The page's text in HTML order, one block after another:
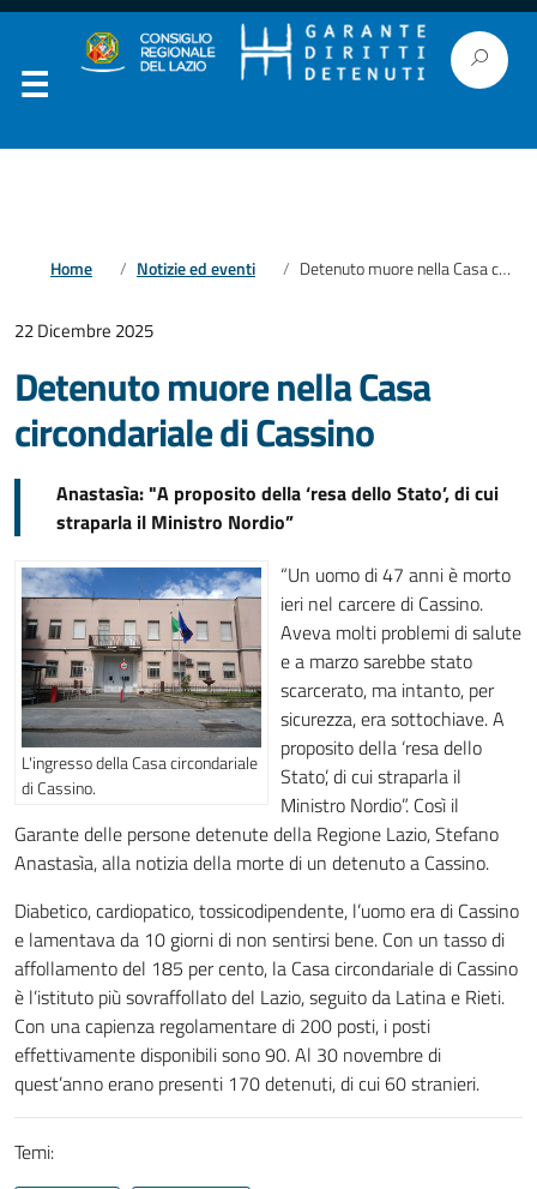
Home Notizie ed eventi Detenuto muore nella Casa circondariale di Cassino
22 Dicembre 2025
Detenuto muore nella Casa
circondariale di Cassino
Anastasìa: "A proposito della ‘resa dello Stato’, di cui
straparla il Ministro Nordio”
L'ingresso della Casa circondariale
di Cassino.
“Un uomo di 47 anni è morto
ieri nel carcere di Cassino.
Aveva molti problemi di salute
e a marzo sarebbe stato
scarcerato, ma intanto, per
sicurezza, era sottochiave. A
proposito della ‘resa dello
Stato’, di cui straparla il
Ministro Nordio”. Così il
Garante delle persone detenute della Regione Lazio, Stefano
Anastasìa, alla notizia della morte di un detenuto a Cassino.
Diabetico, cardiopatico, tossicodipendente, l’uomo era di Cassino
e lamentava da 10 giorni di non sentirsi bene. Con un tasso di
affollamento del 185 per cento, la Casa circondariale di Cassino
è l’istituto più sovraffollato del Lazio, seguito da Latina e Rieti.
Con una capienza regolamentare di 200 posti, i posti
effettivamente disponibili sono 90. Al 30 novembre di
quest’anno erano presenti 170 detenuti, di cui 60 stranieri.
Temi: